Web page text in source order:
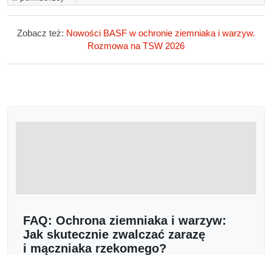
Zobacz też: Nowości BASF w ochronie ziemniaka i warzyw.
Rozmowa na TSW 2026
FAQ: Ochrona ziemniaka i warzyw:
Jak skutecznie zwalczać zarazę
i mączniaka rzekomego?